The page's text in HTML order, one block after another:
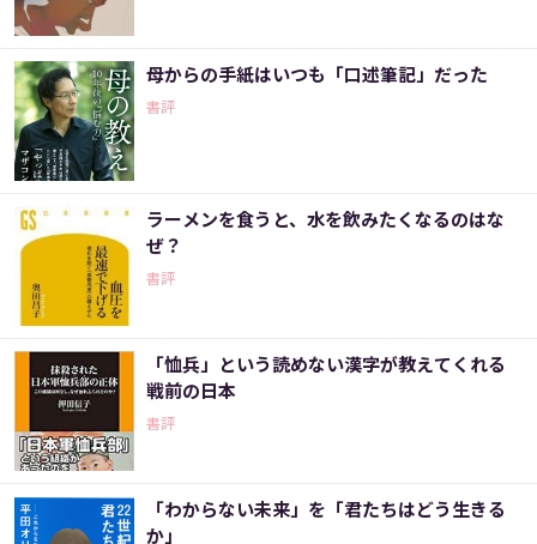
母からの手紙はいつも「口述筆記」だった
書評
ラーメンを食うと、水を飲みたくなるのはな
ぜ？
書評
「恤兵」という読めない漢字が教えてくれる
戦前の日本
書評
「わからない未来」を「君たちはどう生きる
か」